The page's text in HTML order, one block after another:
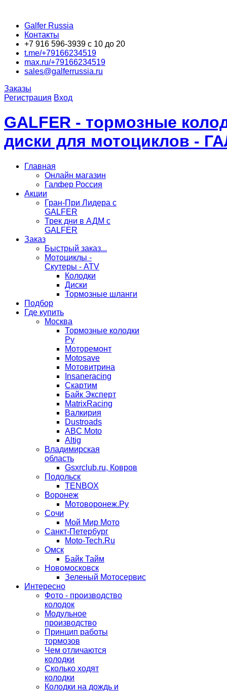
Galfer Russia
Контакты
+7 916 596-3939 с 10 до 20
t.me/+79166234519
max.ru/+79166234519
sales@galferrussia.ru
Заказы
Регистрация Вход
GALFER - тормозные
диски для мотоциклов -
Главная
Онлайн магазин
Галфер Россия
Акции
Гран-При Лидера c
GALFER
Трек дни в АДМ с
GALFER
Заказ
Быстрый заказ...
Мотоциклы -
Скутеры - ATV
Колодки
Диски
Тормозные шланги
Подбор
Где купить
Москва
Тормозные колодки
Ру
Моторемонт
Motosave
Мотовитрина
Insaneracing
Скартим
Байк Эксперт
MatrixRacing
Валкирия
Dustroads
ABC Moto
Altig
Владимирская
область
Gsxrclub.ru, Ковров
Подольск
TENBOX
Воронеж
Мотоворонеж.Ру
Сочи
Мой Мир Мото
Санкт-Петербург
Moto-Tech.Ru
Омск
Байк Тайм
Новомосковск
Зеленый Мотосервис
Интересно
Фото - производство
колодок
Модульное
производство
Принцип работы
тормозов
Чем отличаются
колодки
Сколько ходят
колодки
Колодки на дождь и